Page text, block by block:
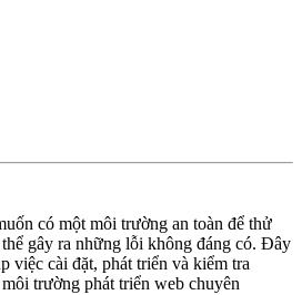
có một môi trường an toàn để thử
gây ra những lỗi không đáng có. Đây
việc cài đặt, phát triển và kiểm tra
trường phát triển web chuyên